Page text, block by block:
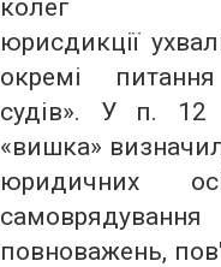
колег
юрисдикції
окремі
судів». У п. 12
«вишка»
юридичних
повноважень,